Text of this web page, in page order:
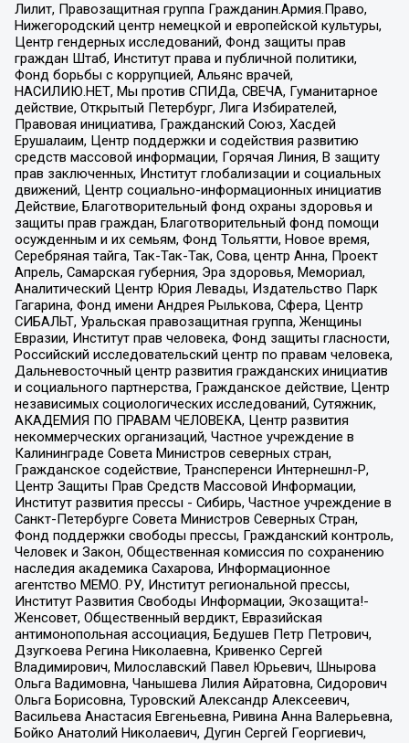
Лилит, Правозащитная группа Гражданин.Армия.Право,
Нижегородский центр немецкой и европейской культуры,
Центр гендерных исследований, Фонд защиты прав
граждан Штаб, Институт права и публичной политики,
Фонд борьбы с коррупцией, Альянс врачей,
НАСИЛИЮ.НЕТ, Мы против СПИДа, СВЕЧА, Гуманитарное
действие, Открытый Петербург, Лига Избирателей,
Правовая инициатива, Гражданский Союз, Хасдей
Ерушалаим, Центр поддержки и содействия развитию
средств массовой информации, Горячая Линия, В защиту
прав заключенных, Институт глобализации и социальных
движений, Центр социально-информационных инициатив
Действие, Благотворительный фонд охраны здоровья и
защиты прав граждан, Благотворительный фонд помощи
осужденным и их семьям, Фонд Тольятти, Новое время,
Серебряная тайга, Так-Так-Так, Сова, центр Анна, Проект
Апрель, Самарская губерния, Эра здоровья, Мемориал,
Аналитический Центр Юрия Левады, Издательство Парк
Гагарина, Фонд имени Андрея Рылькова, Сфера, Центр
СИБАЛЬТ, Уральская правозащитная группа, Женщины
Евразии, Институт прав человека, Фонд защиты гласности,
Российский исследовательский центр по правам человека,
Дальневосточный центр развития гражданских инициатив
и социального партнерства, Гражданское действие, Центр
независимых социологических исследований, Сутяжник,
АКАДЕМИЯ ПО ПРАВАМ ЧЕЛОВЕКА, Центр развития
некоммерческих организаций, Частное учреждение в
Калининграде Совета Министров северных стран,
Гражданское содействие, Трансперенси Интернешнл-Р,
Центр Защиты Прав Средств Массовой Информации,
Институт развития прессы - Сибирь, Частное учреждение в
Санкт-Петербурге Совета Министров Северных Стран,
Фонд поддержки свободы прессы, Гражданский контроль,
Человек и Закон, Общественная комиссия по сохранению
наследия академика Сахарова, Информационное
агентство МЕМО. РУ, Институт региональной прессы,
Институт Развития Свободы Информации, Экозащита!-
Женсовет, Общественный вердикт, Евразийская
антимонопольная ассоциация, Бедушев Петр Петрович,
Дзугкоева Регина Николаевна, Кривенко Сергей
Владимирович, Милославский Павел Юрьевич, Шнырова
Ольга Вадимовна, Чанышева Лилия Айратовна, Сидорович
Ольга Борисовна, Туровский Александр Алексеевич,
Васильева Анастасия Евгеньевна, Ривина Анна Валерьевна,
Бойко Анатолий Николаевич, Дугин Сергей Георгиевич,